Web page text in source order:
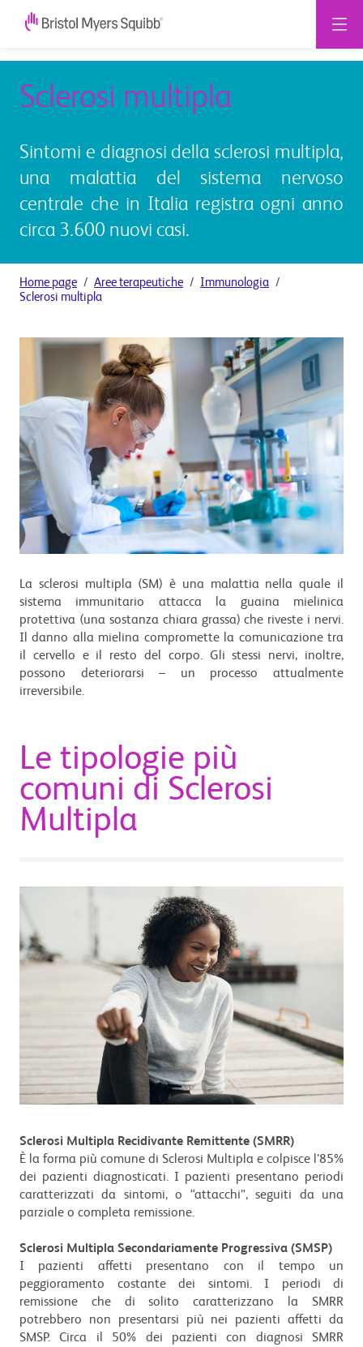
Sclerosi multipla
Sintomi e diagnosi della sclerosi multipla,
una malattia del sistema nervoso
centrale che in Italia registra ogni anno
circa 3.600 nuovi casi.
Home page Aree terapeutiche
Immunologia
Sclerosi multipla
La sclerosi multipla (SM) è una malattia nella quale il
sistema immunitario attacca la guaina mielinica
protettiva (una sostanza chiara grassa) che riveste i nervi.
Il danno alla mielina compromette la comunicazione tra
il cervello e il resto del corpo. Gli stessi nervi, inoltre,
possono deteriorarsi – un processo attualmente
irreversibile.
Le tipologie più
comuni di Sclerosi
Multipla
Sclerosi Multipla Recidivante Remittente (SMRR)
È la forma più comune di Sclerosi Multipla e colpisce l’85%
dei pazienti diagnosticati. I pazienti presentano periodi
caratterizzati da sintomi, o “attacchi”, seguiti da una
parziale o completa remissione.
Sclerosi Multipla Secondariamente Progressiva (SMSP)
I pazienti affetti presentano con il tempo un
peggioramento costante dei sintomi. I periodi di
remissione che di solito caratterizzano la SMRR
potrebbero non presentarsi più nei pazienti affetti da
SMSP. Circa il 50% dei pazienti con diagnosi SMRR